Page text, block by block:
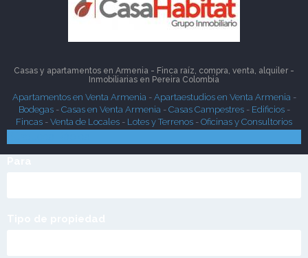
Casas y apartamentos en Armenia - Finca raíz, compra, venta, alquiler -
Inmobiliarias en Pereira Colombia
Apartamentos en Venta Armenia - Apartaestudios en Venta Armenia -
Bodegas- Casas en Venta Armenia - Casas Campestres- Edificios-
Fincas - Venta de Locales - Lotes y Terrenos - Oficinas y Consultorios